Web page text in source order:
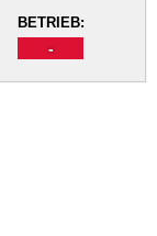
BETRIEB:
-